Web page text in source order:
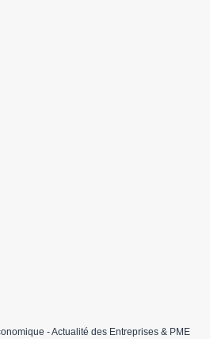
- Actualité des Entreprises & PME